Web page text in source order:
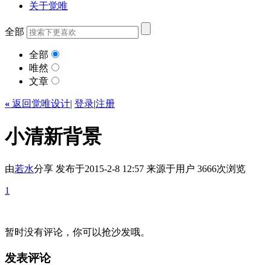
关于觉唯
全部
全部
唯然
文章
« 返回觉唯设计| 登录|注册
小清新背景
由若水分享 发布于2015-2-8 12:57 来源于用户 3666次浏览
1
暂时没有评论，你可以抢沙发哦。
发表评论